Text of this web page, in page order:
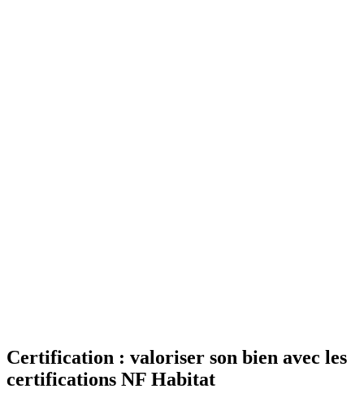
Certification : valoriser son bien avec les
certifications NF Habitat